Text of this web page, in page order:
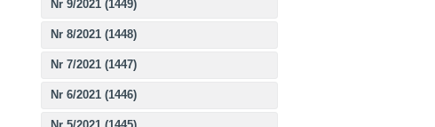
Nr 9/2021 (1449)
Nr 8/2021 (1448)
Nr 7/2021 (1447)
Nr 6/2021 (1446)